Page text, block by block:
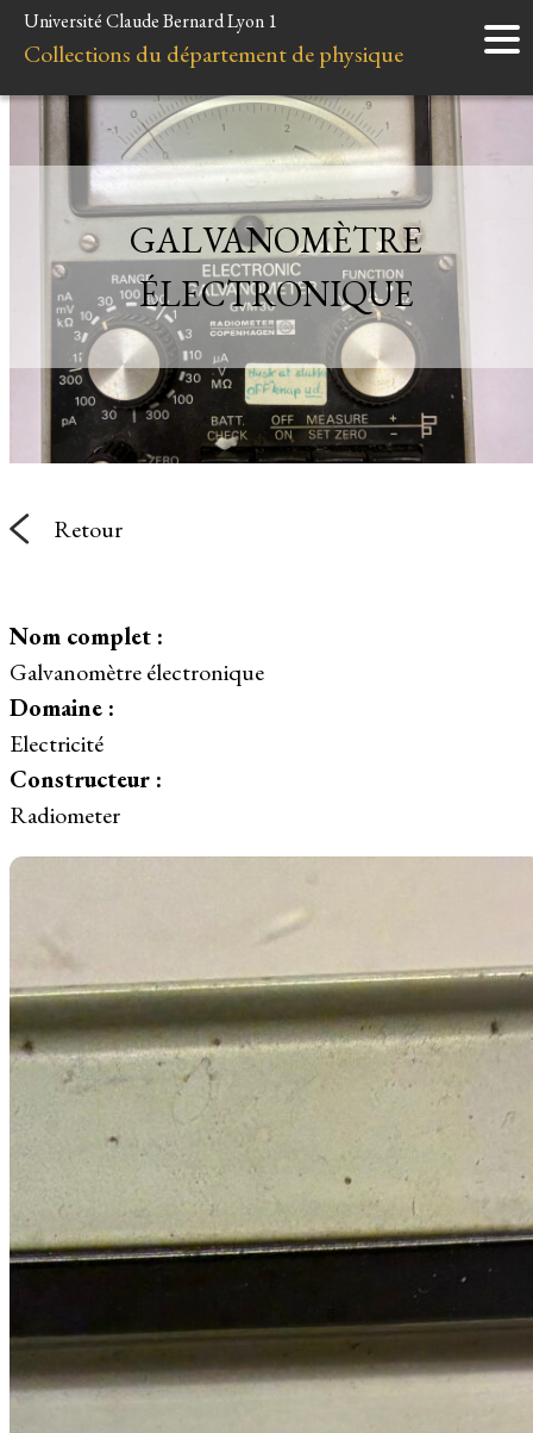
Accueil
Instruments
Minéraux
Liens et ressources
Université Claude Bernard Lyon 1
Collections du département de physique
GALVANOMÈTRE
ÉLECTRONIQUE
Retour
Nom complet :
Galvanomètre électronique
Domaine :
Electricité
Constructeur :
Radiometer